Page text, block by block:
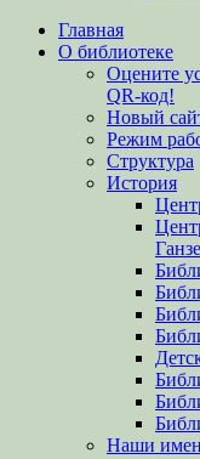
вверх
Главная
О библиотеке
Оцените
QR-код!
Новый
Режим
Структура
История
Наши